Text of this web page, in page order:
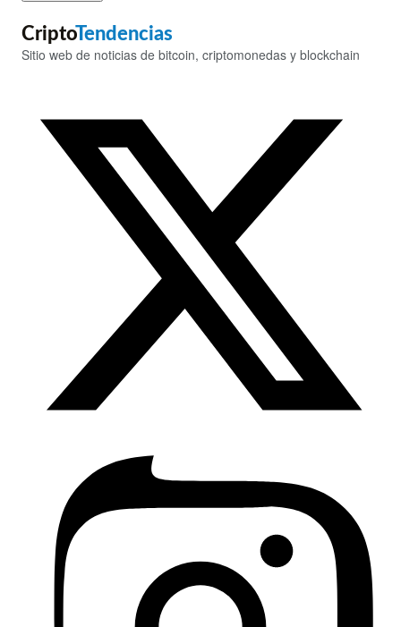
CriptoTendencias
Sitio web de noticias de bitcoin, criptomonedas y blockchain